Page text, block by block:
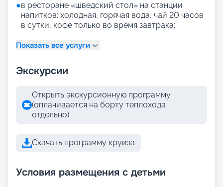
●в ресторане «шведский стол» на станции
напитков: холодная, горячая вода, чай 20 часов
в сутки, кофе только во время завтрака;
Показать все услуги
Экскурсии
Открыть экскурсионную программу
(оплачивается на борту теплохода
отдельно)
Скачать программу круиза
Условия размещения с детьми